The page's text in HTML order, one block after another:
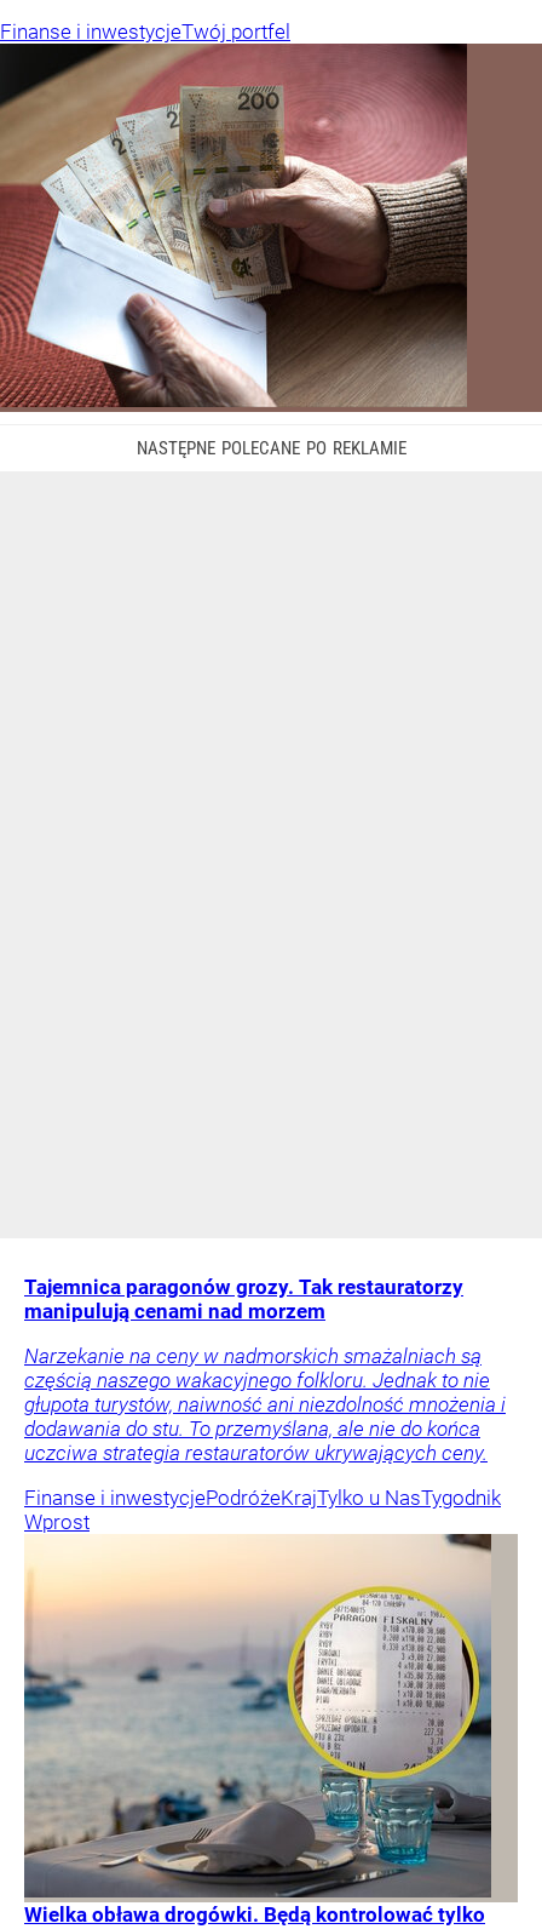
Finanse i inwestycjeTwój portfel
Tajemnica paragonów grozy. Tak restauratorzy
manipulują cenami nad morzem
Narzekanie na ceny w nadmorskich smażalniach są
częścią naszego wakacyjnego folkloru. Jednak to nie
głupota turystów, naiwność ani niezdolność mnożenia i
dodawania do stu. To przemyślana, ale nie do końca
uczciwa strategia restauratorów ukrywających ceny.
Finanse i inwestycjePodróżeKrajTylko u NasTygodnik
Wprost
Wielka obława drogówki. Będą kontrolować tylko